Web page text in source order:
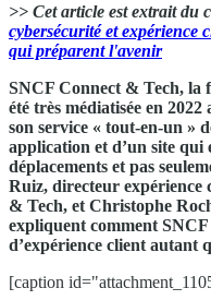
>> Cet article est extrait du
cybersécurité et expérience
qui préparent l'avenir
SNCF Connect & Tech, la
été très médiatisée en
son service « tout-en-un »
application et d’un site qui
déplacements et pas
Ruiz, directeur expérience
& Tech, et Christophe
expliquent comment
d’expérience client autant
[caption